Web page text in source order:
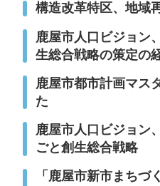
構造改革特区、地域
鹿屋市人口ビジョン
生総合戦略の策定の
鹿屋市都市計画マス
た
鹿屋市人口ビジョン
ごと創生総合戦略
「鹿屋市新市まちづ